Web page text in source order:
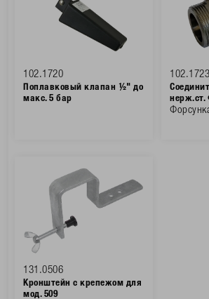
102.1720
Поплавковый клапан ½" до
макс. 5 бар
102.1723
нерж.ст.
131.0506
Кронштейн с крепежом для
мод. 509